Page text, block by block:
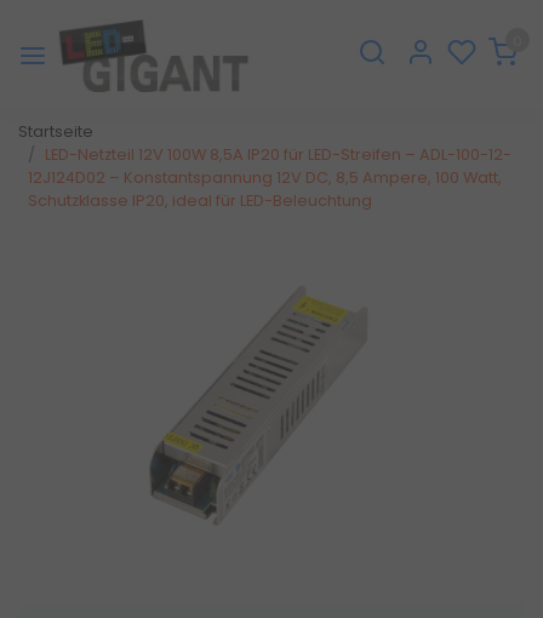
Startseite
LED-Netzteil 12V 100W 8,5A IP20 für LED-Streifen – ADL-100-12-
12J124D02 – Konstantspannung 12V DC, 8,5 Ampere, 100 Watt,
Schutzklasse IP20, ideal für LED-Beleuchtung